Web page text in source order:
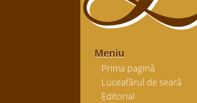
Meniu
Prima pagină
Luceafărul de seară
Editorial